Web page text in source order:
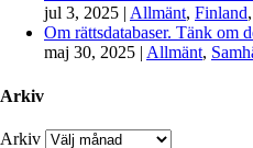
jul 3, 2025 | Allmänt, Finland,
Om rättsdatabaser. Tänk om
maj 30, 2025 | Allmänt,
Arkiv
Arkiv